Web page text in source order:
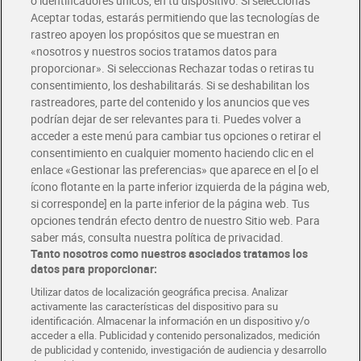
Envío gratis por compras superiores a 100€
Envío estandar por 4,99€
Glovo y Uber Eats
Solicita tu factura de Glovo o Uber Eats
Únete al CLUB Dia
Disfruta las ventajas y ofertas exclusivas.
Descárgate la APP Dia
Folletos y Tiendas
Descubre las mejores ofertas y busca tu tienda más cercana
Tarjeta MaX Dia
Te devuelve hasta 8€/mes de tus compras.
¡Solicita tu tarjeta de crédito aquí!
COMER MEJOR CADA DIA
COLABORA CON DIA ABRE TU TIENDA DIA CORPORATE
Aceptar todas, estarás permitiendo que las tecnologías de
rastreo apoyen los propósitos que se muestran en
«nosotros y nuestros socios tratamos datos para
proporcionar». Si seleccionas Rechazar todas o retiras tu
consentimiento, los deshabilitarás. Si se deshabilitan los
rastreadores, parte del contenido y los anuncios que ves
podrían dejar de ser relevantes para ti. Puedes volver a
acceder a este menú para cambiar tus opciones o retirar el
consentimiento en cualquier momento haciendo clic en el
enlace «Gestionar las preferencias» que aparece en el [o el
ícono flotante en la parte inferior izquierda de la página web,
si corresponde] en la parte inferior de la página web. Tus
opciones tendrán efecto dentro de nuestro Sitio web. Para
saber más, consulta nuestra política de privacidad.
Tanto nosotros como nuestros asociados tratamos los
datos para proporcionar:
Utilizar datos de localización geográfica precisa. Analizar
activamente las características del dispositivo para su
identificación. Almacenar la información en un dispositivo y/o
acceder a ella. Publicidad y contenido personalizados, medición
de publicidad y contenido, investigación de audiencia y desarrollo